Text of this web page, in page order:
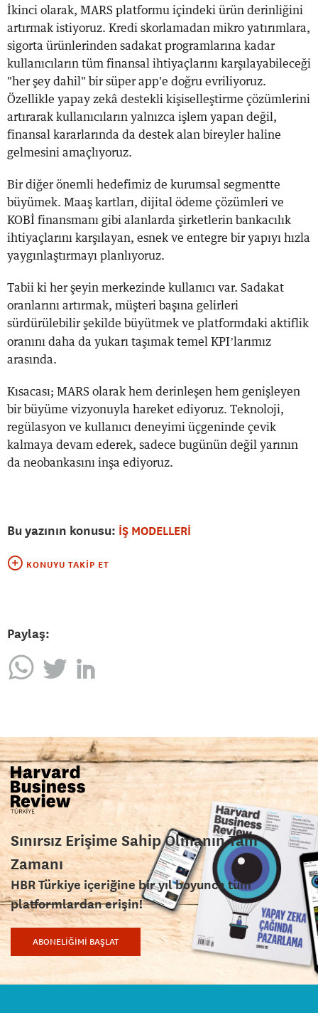
İkinci olarak, MARS platformu içindeki ürün derinliğini
artırmak istiyoruz. Kredi skorlamadan mikro yatırımlara,
sigorta ürünlerinden sadakat programlarına kadar
kullanıcıların tüm finansal ihtiyaçlarını karşılayabileceği
"her şey dahil" bir süper app'e doğru evriliyoruz.
Özellikle yapay zekâ destekli kişiselleştirme çözümlerini
artırarak kullanıcıların yalnızca işlem yapan değil,
finansal kararlarında da destek alan bireyler haline
gelmesini amaçlıyoruz.
Bir diğer önemli hedefimiz de kurumsal segmentte
büyümek. Maaş kartları, dijital ödeme çözümleri ve
KOBİ finansmanı gibi alanlarda şirketlerin bankacılık
ihtiyaçlarını karşılayan, esnek ve entegre bir yapıyı hızla
yaygınlaştırmayı planlıyoruz.
Tabii ki her şeyin merkezinde kullanıcı var. Sadakat
oranlarını artırmak, müşteri başına gelirleri
sürdürülebilir şekilde büyütmek ve platformdaki aktiflik
oranını daha da yukarı taşımak temel KPI ’ larımız
arasında.
Kısacası; MARS olarak hem derinleşen hem genişleyen
bir büyüme vizyonuyla hareket ediyoruz. Teknoloji,
regülasyon ve kullanıcı deneyimi üçgeninde çevik
kalmaya devam ederek, sadece bugünün değil yarının
da neobankasını inşa ediyoruz.
Bu yazının konusu: İŞ MODELLERİ
KONUYU TAKIP ET
Paylaş:
Sınırsız Erişime Sahip Olmanın Tam
Zamanı
HBR Türkiye içeriğine bir yıl boyunca tüm
platformlardan erişin!
ABONELİĞİMİ BAŞLAT